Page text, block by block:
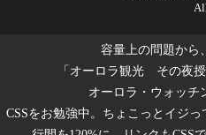
容量上の問題から
「オーロラ観光 その夜
オーロラ・ウォッチ
CSSをお勉強中。ちょこっとイジ